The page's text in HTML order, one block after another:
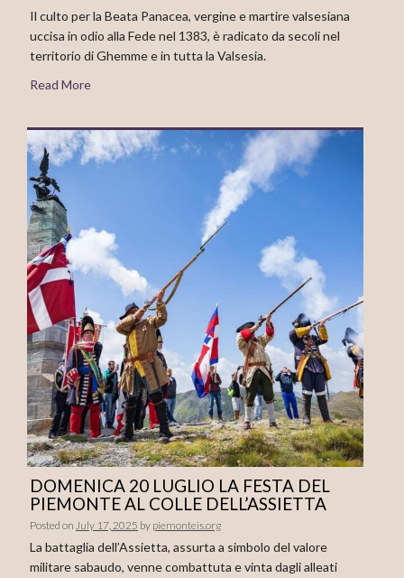
Il culto per la Beata Panacea, vergine e martire valsesiana
uccisa in odio alla Fede nel 1383, è radicato da secoli nel
territorio di Ghemme e in tutta la Valsesia.
Read More
DOMENICA 20 LUGLIO LA FESTA DEL
PIEMONTE AL COLLE DELL’ASSIETTA
Posted on July 17, 2025 by piemonteis.org
La battaglia dell’Assietta, assurta a simbolo del valore
militare sabaudo, venne combattuta e vinta dagli alleati